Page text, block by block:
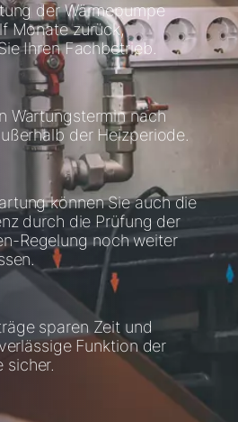
der Wärmepumpe
Monate zurück,
Ihren Fachbetrieb.
Wartungstermin nach
der Heizperiode.
können Sie auch die
durch die Prüfung der
Regelung noch weiter
sparen Zeit und
Funktion der
sicher.